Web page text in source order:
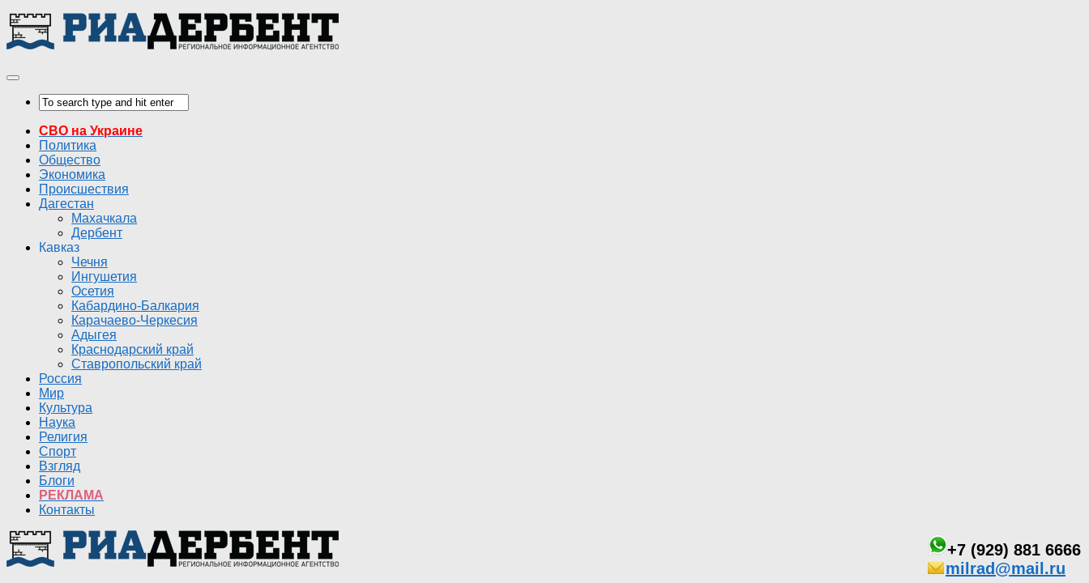
СВО на Украине
Политика
Общество
Экономика
Происшествия
Дагестан
Махачкала
Дербент
Кавказ
Чечня
Ингушетия
Осетия
Кабардино-Балкария
Карачаево-Черкесия
Адыгея
Краснодарский край
Ставропольский край
Россия
Мир
Культура
Наука
Религия
Спорт
Взгляд
Блоги
РЕКЛАМА
Контакты
+7 (929) 881 6666
milrad@mail.ru